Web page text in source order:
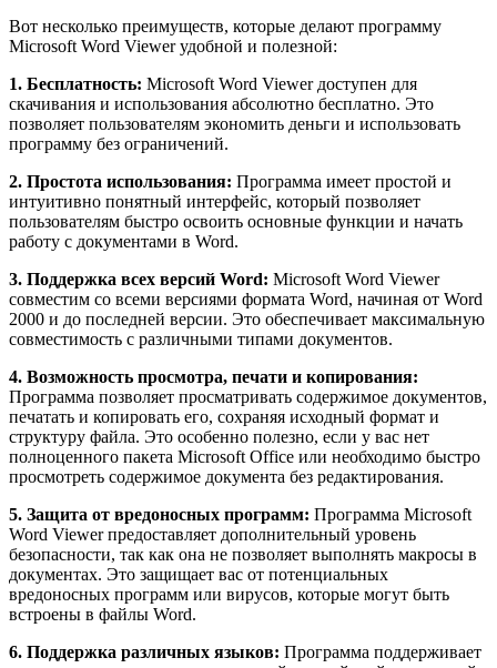
Вот несколько преимуществ, которые делают программу
Microsoft Word Viewer удобной и полезной:
1. Бесплатность: Microsoft Word Viewer доступен для
скачивания и использования абсолютно бесплатно. Это
позволяет пользователям экономить деньги и использовать
программу без ограничений.
2. Простота использования: Программа имеет простой и
интуитивно понятный интерфейс, который позволяет
пользователям быстро освоить основные функции и начать
работу с документами в Word.
3. Поддержка всех версий Word: Microsoft Word Viewer
совместим со всеми версиями формата Word, начиная от Word
2000 и до последней версии. Это обеспечивает максимальную
совместимость с различными типами документов.
4. Возможность просмотра, печати и копирования:
Программа позволяет просматривать содержимое документов,
печатать и копировать его, сохраняя исходный формат и
структуру файла. Это особенно полезно, если у вас нет
полноценного пакета Microsoft Office или необходимо быстро
просмотреть содержимое документа без редактирования.
5. Защита от вредоносных программ: Программа Microsoft
Word Viewer предоставляет дополнительный уровень
безопасности, так как она не позволяет выполнять макросы в
документах. Это защищает вас от потенциальных
вредоносных программ или вирусов, которые могут быть
встроены в файлы Word.
6. Поддержка различных языков: Программа поддерживает